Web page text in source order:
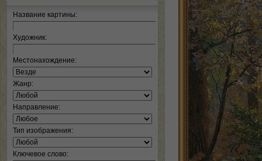
Название картины:
Художник:
Местонахождение:
Жанр:
Направление:
Тип изображения:
Ключевое слово: